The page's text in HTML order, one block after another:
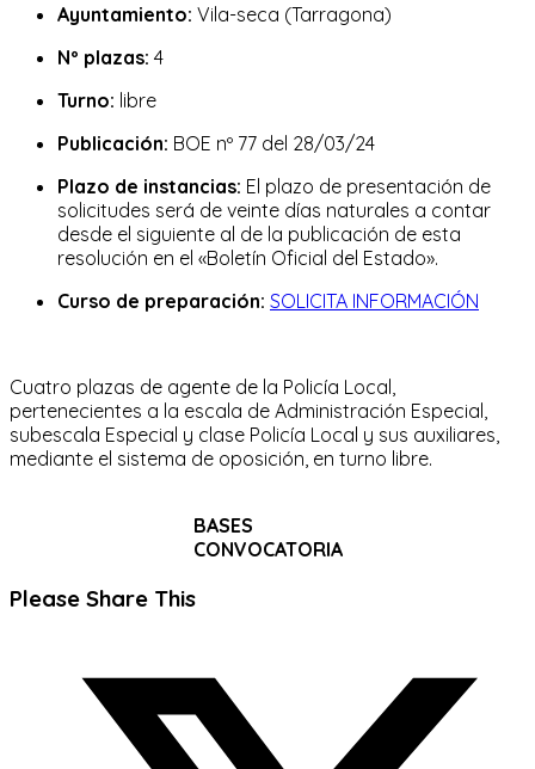
entrada:
la
Ayuntamiento: Vila-seca (Tarragona)
Nº plazas: 4
Turno: libre
Publicación: BOE nº 77 del 28/03/24
Plazo de instancias: El plazo de presentación de
solicitudes será de veinte días naturales a contar
desde el siguiente al de la publicación de esta
resolución en el «Boletín Oficial del Estado».
Curso de preparación: SOLICITA INFORMACIÓN
Cuatro plazas de agente de la Policía Local,
pertenecientes a la escala de Administración Especial,
subescala Especial y clase Policía Local y sus auxiliares,
mediante el sistema de oposición, en turno libre.
BASES
CONVOCATORIA
Please Share ThisCompartir